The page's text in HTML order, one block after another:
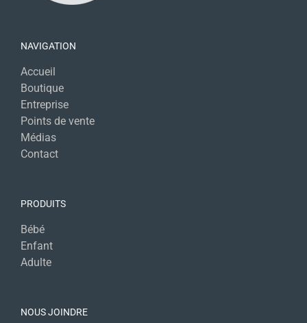
NAVIGATION
Accueil
Boutique
Entreprise
Points de vente
Médias
Contact
PRODUITS
Bébé
Enfant
Adulte
NOUS JOINDRE